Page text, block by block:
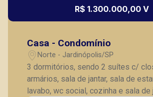
R$ 1.300.000,00 V
Casa - Condomínio
Norte - Jardinópolis/SP
3 dormitórios, sendo 2 suítes c/
armários, sala de jantar, sala de
lavabo, wc social, cozinha e sala de